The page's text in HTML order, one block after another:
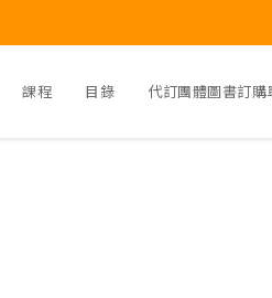
課程 目錄 代訂團體圖書訂購